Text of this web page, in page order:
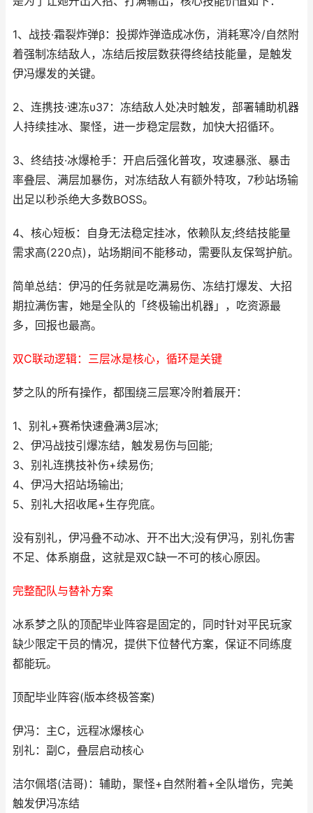
1、战技·霜裂炸弹β：投掷炸弹造成冰伤，消耗寒冷/自然附
着强制冻结敌人，冻结后按层数获得终结技能量，是触发
伊冯爆发的关键。
2、连携技·速冻υ37：冻结敌人处决时触发，部署辅助机器
人持续挂冰、聚怪，进一步稳定层数，加快大招循环。
3、终结技·冰爆枪手：开启后强化普攻，攻速暴涨、暴击
率叠层、满层加暴伤，对冻结敌人有额外特攻，7秒站场输
出足以秒杀绝大多数BOSS。
4、核心短板：自身无法稳定挂冰，依赖队友;终结技能量
需求高(220点)，站场期间不能移动，需要队友保驾护航。
简单总结：伊冯的任务就是吃满易伤、冻结打爆发、大招
期拉满伤害，她是全队的「终极输出机器」，吃资源最
多，回报也最高。
双C联动逻辑：三层冰是核心，循环是关键
梦之队的所有操作，都围绕三层寒冷附着展开：
1、别礼+赛希快速叠满3层冰;
2、伊冯战技引爆冻结，触发易伤与回能;
3、别礼连携技补伤+续易伤;
4、伊冯大招站场输出;
5、别礼大招收尾+生存兜底。
没有别礼，伊冯叠不动冰、开不出大;没有伊冯，别礼伤害
不足、体系崩盘，这就是双C缺一不可的核心原因。
完整配队与替补方案
冰系梦之队的顶配毕业阵容是固定的，同时针对平民玩家
缺少限定干员的情况，提供下位替代方案，保证不同练度
都能玩。
顶配毕业阵容(版本终极答案)
伊冯：主C，远程冰爆核心
别礼：副C，叠层启动核心
洁尔佩塔(洁哥)：辅助，聚怪+自然附着+全队增伤，完美
触发伊冯冻结